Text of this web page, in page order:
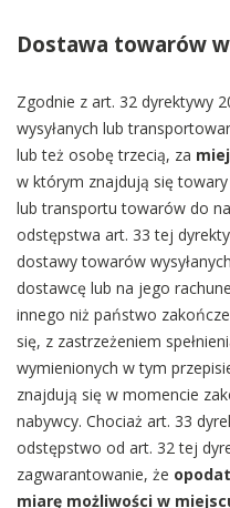
Dostawa towarów
Zgodnie z art. 32 dyrektywy
wysyłanych lub
lub też osobę trzecią, za
w którym znajdują się
lub transportu towarów do
odstępstwa art. 33 tej
dostawy towarów
dostawcę lub na jego
innego niż państwo
się, z zastrzeżeniem
wymienionych w tym
znajdują się w momencie
nabywcy. Chociaż art. 33
odstępstwo od art. 32 tej
zagwarantowanie, że
miarę możliwości w